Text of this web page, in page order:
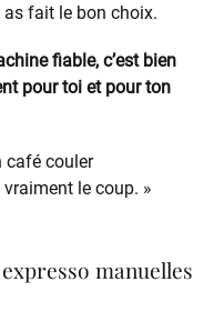
fait le bon choix.
fiable, c’est bien
pour toi et pour ton
café couler
le coup. »
manuelles